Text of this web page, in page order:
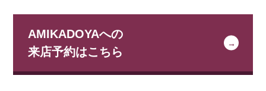
AMIKADOYAへの
来店予約はこちら